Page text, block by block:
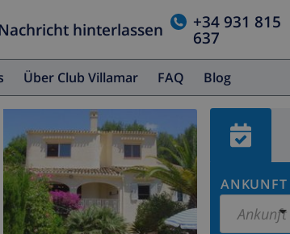
hinterlassen +34 931 815
637
Über Club Villamar FAQ Blog
ANKUNFT
Ankunft